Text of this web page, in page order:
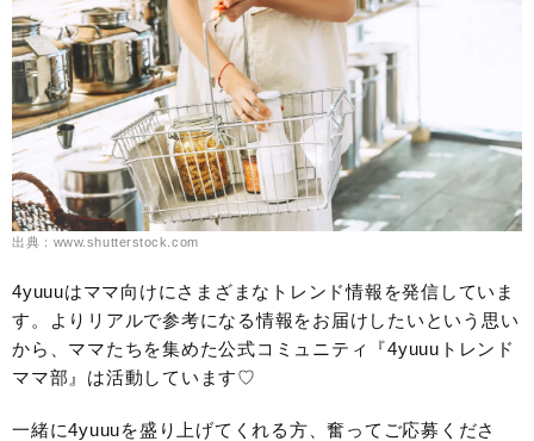
出典：www.shutterstock.com
4yuuuはママ向けにさまざまなトレンド情報を発信していま
す。よりリアルで参考になる情報をお届けしたいという思い
から、ママたちを集めた公式コミュニティ『4yuuuトレンド
ママ部』は活動しています♡
一緒に4yuuuを盛り上げてくれる方、奮ってご応募くださ